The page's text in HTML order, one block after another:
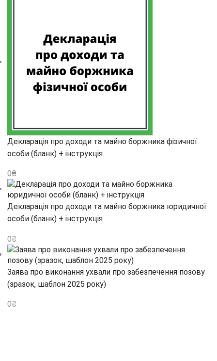
Декларація про доходи та майно боржника фізичної
особи (бланк) + інструкція
0₴
Декларація про доходи та майно боржника юридичної
особи (бланк) + інструкція
0₴
Заява про виконання ухвали про забезпечення позову
(зразок, шаблон 2025 року)
0₴